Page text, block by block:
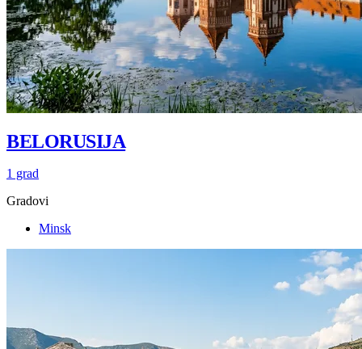
BELORUSIJA
1 grad
Gradovi
Minsk